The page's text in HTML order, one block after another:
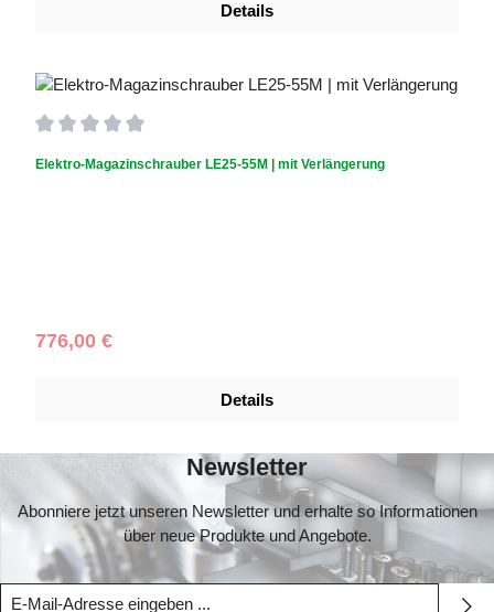
Details
Elektro-Magazinschrauber LE25-55M | mit Verlängerung
Regulärer Preis:
776,00 €
Details
Newsletter
Abonniere jetzt unseren Newsletter und erhalte so Informationen
über neue Produkte und Angebote.